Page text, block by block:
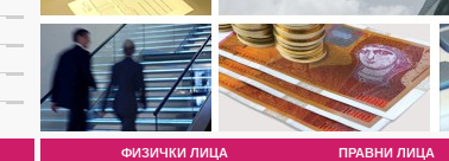
ФИЗИЧКИ ЛИЦА ПРАВНИ ЛИЦА